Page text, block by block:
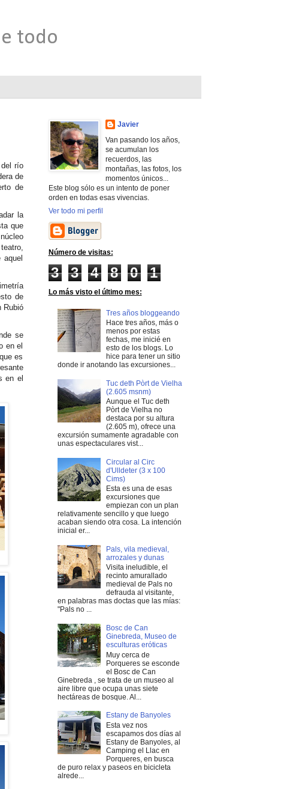
todo
río
de
de
la
que
de
Rubió
se
en el
es
en el
Javier
Van pasando los años,
se acumulan los
recuerdos, las
montañas, las fotos, los
momentos únicos...
Este blog sólo es un intento de poner
orden en todas esas vivencias.
Ver todo mi perfil
Número de visitas:
3 3 4 8 0 1
Lo más visto el último mes:
Tres años bloggeando
Hace tres años, más o
menos por estas
fechas, me inicié en
esto de los blogs. Lo
hice para tener un sitio
donde ir anotando las excursiones...
Tuc deth Pòrt de Vielha
(2.605 msnm)
Aunque el Tuc deth
Pòrt de Vielha no
destaca por su altura
(2.605 m), ofrece una
excursión sumamente agradable con
unas espectaculares vist...
Circular al Circ
d'Ulldeter (3 x 100
Cims)
Esta es una de esas
excursiones que
empiezan con un plan
relativamente sencillo y que luego
acaban siendo otra cosa. La intención
inicial er...
Pals, vila medieval,
arrozales y dunas
Visita ineludible, el
recinto amurallado
medieval de Pals no
defrauda al visitante,
en palabras mas doctas que las mías:
"Pals no ...
Bosc de Can
Ginebreda, Museo de
esculturas eróticas
Muy cerca de
Porqueres se esconde
el Bosc de Can
Ginebreda , se trata de un museo al
aire libre que ocupa unas siete
hectáreas de bosque. Al...
Estany de Banyoles
Esta vez nos
escapamos dos días al
Estany de Banyoles, al
Camping el Llac en
Porqueres, en busca
de puro relax y paseos en bicicleta
alrede...